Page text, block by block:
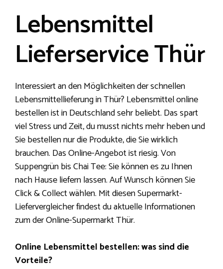
Lebensmittel
Lieferservice Thür
Interessiert an den Möglichkeiten der schnellen
Lebensmittellieferung in Thür? Lebensmittel online
bestellen ist in Deutschland sehr beliebt. Das spart
viel Stress und Zeit, du musst nichts mehr heben und
Sie bestellen nur die Produkte, die Sie wirklich
brauchen. Das Online-Angebot ist riesig. Von
Suppengrün bis Chai Tee: Sie können es zu Ihnen
nach Hause liefern lassen. Auf Wunsch können Sie
Click & Collect wählen. Mit diesen Supermarkt-
Liefervergleicher findest du aktuelle Informationen
zum der Online-Supermarkt Thür.
Online Lebensmittel bestellen: was sind die
Vorteile?